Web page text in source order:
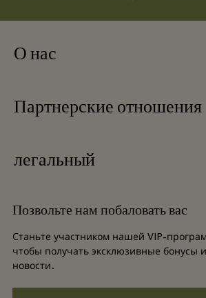
О нас
Связаться с нами
Вакансии
Загрузить приложение
Партнерские отношения
Групповое бронирование
легальный
Условия и положения для
Privacy notice
Позвольте нам побаловать вас
Станьте участником нашей VIP-
чтобы получать эксклюзивные бонусы
новости.